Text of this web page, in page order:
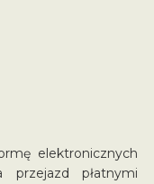
elektronicznych
przejazd płatnymi